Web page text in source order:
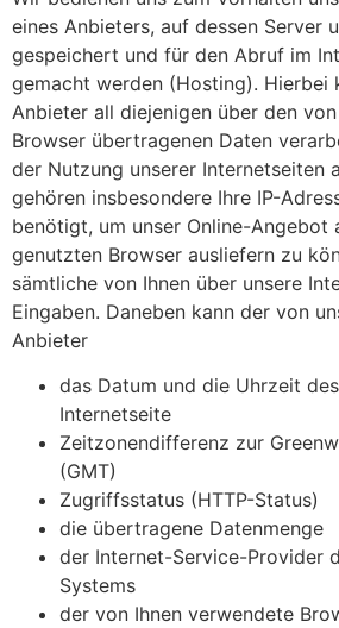
eines Anbieters, auf dessen Server
gespeichert und für den Abruf im
gemacht werden (Hosting). Hierbei
Anbieter all diejenigen über den
Browser übertragenen Daten
der Nutzung unserer Internetseiten
gehören insbesondere Ihre IP-
benötigt, um unser Online-Angebot
genutzten Browser ausliefern zu
sämtliche von Ihnen über unsere
Eingaben. Daneben kann der von
Anbieter
das Datum und die Uhrzeit
Internetseite
Zeitzonendifferenz zur
(GMT)
Zugriffsstatus (HTTP-Status)
die übertragene Datenmenge
der Internet-Service-Provider
Systems
der von Ihnen verwendete